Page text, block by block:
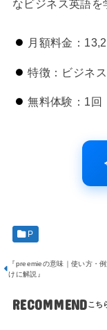
なビジネス英語を
月額料金：
特徴：ビジネ
無料体験：1回
P
『preemieの意味｜使い方・
けに解説』
RECOMMEND